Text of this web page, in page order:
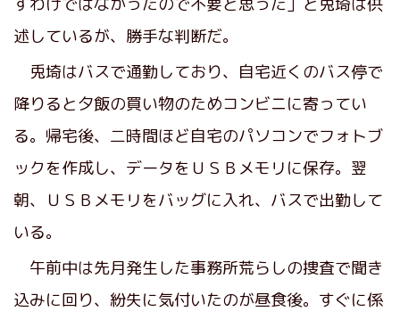
述しているが、勝手な判断だ。
兎埼はバスで通勤しており、自宅近くのバス停で
降りると夕飯の買い物のためコンビニに寄ってい
る。帰宅後、二時間ほど自宅のパソコンでフォトブ
ックを作成し、データをＵＳＢメモリに保存。翌
朝、ＵＳＢメモリをバッグに入れ、バスで出勤して
いる。
午前中は先月発生した事務所荒らしの捜査で聞き
込みに回り、紛失に気付いたのが昼食後。すぐに係